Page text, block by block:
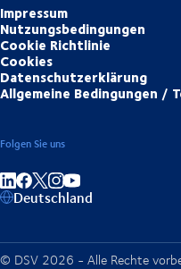
Impressum
Nutzungsbedingungen
Cookie Richtlinie
Cookies
Datenschutzerklärung
Allgemeine Bedingungen /
Folgen Sie uns
Auf LinkedIn teilen
Auf Facebook teilen
Auf Instagram teilen
Auf YouTube teilen
Deutschland
© DSV 2026 - Alle Rechte